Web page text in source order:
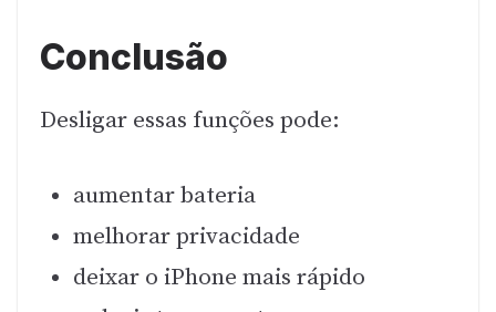
Conclusão
Desligar essas funções pode:
aumentar bateria
melhorar privacidade
deixar o iPhone mais rápido